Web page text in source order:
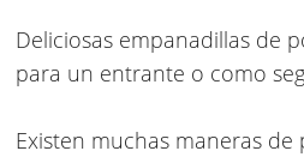
Deliciosas empanadillas de
para un entrante o como
Existen muchas maneras de